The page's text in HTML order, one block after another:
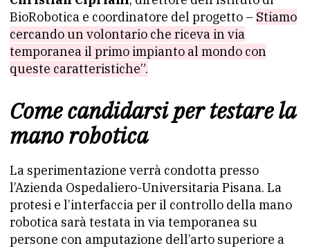
BioRobotica e coordinatore del progetto – Stiamo
cercando un volontario che riceva in via
temporanea il primo impianto al mondo con
queste caratteristiche”.
Come candidarsi per testare la
mano robotica
La sperimentazione verrà condotta presso
l’Azienda Ospedaliero-Universitaria Pisana. La
protesi e l’interfaccia per il controllo della mano
robotica sarà testata in via temporanea su
persone con amputazione dell’arto superiore a